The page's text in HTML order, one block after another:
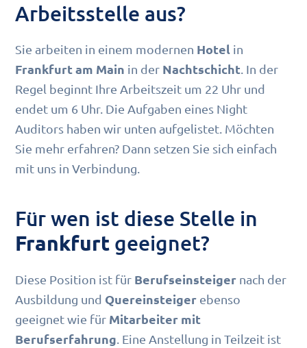
Arbeitsstelle aus?
Sie arbeiten in einem modernen Hotel in
Frankfurt am Main in der Nachtschicht . In der
Regel beginnt Ihre Arbeitszeit um 22 Uhr und
endet um 6 Uhr. Die Aufgaben eines Night
Auditors haben wir unten aufgelistet. Möchten
Sie mehr erfahren? Dann setzen Sie sich einfach
mit uns in Verbindung.
Für wen ist diese Stelle in
Frankfurt geeignet?
Diese Position ist für Berufseinsteiger nach der
Ausbildung und Quereinsteiger ebenso
geeignet wie für Mitarbeiter mit
Berufserfahrung . Eine Anstellung in Teilzeit ist